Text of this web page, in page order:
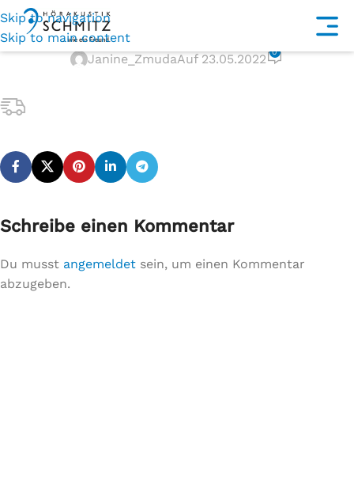
Skip to navigation
Skip to main contentproduct-delivery
Janine_ZmudaAuf 23.05.2022 0
Schreibe einen Kommentar
Du musst angemeldet sein, um einen Kommentar
abzugeben.